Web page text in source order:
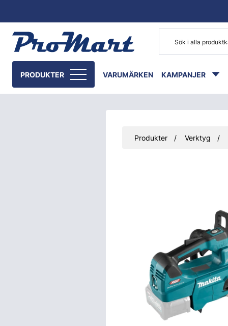
PRODUKTER VARUMÄRKEN KAMPANJER
Produkter Verktyg